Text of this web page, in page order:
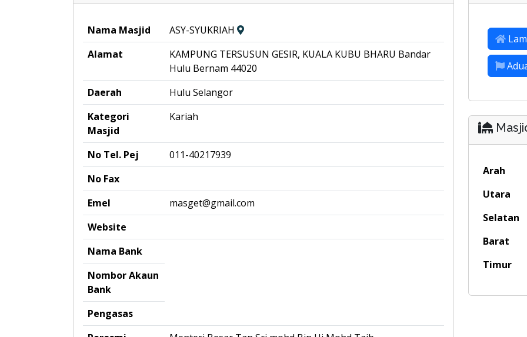
Nama Masjid
ASY-SYUKRIAH
Alamat
KAMPUNG TERSUSUN GESIR, KUALA KUBU BHARU Bandar
Hulu Bernam 44020
Daerah
Hulu Selangor
Kategori
Masjid
Kariah
No Tel. Pej
011-40217939
No Fax
Emel
masget@gmail.com
Website
Nama Bank
Nombor Akaun
Bank
Pengasas
Arah
Utara
Selatan
Barat
Timur